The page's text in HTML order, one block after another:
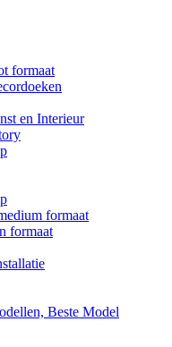
formaat
en Interieur
formaat
formaat
Beste Model